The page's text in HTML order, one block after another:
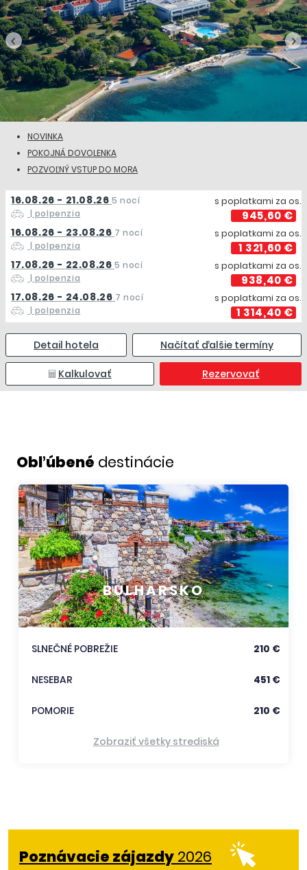
NOVINKA
POKOJNÁ DOVOLENKA
POZVOĽNÝ VSTUP DO MORA
16.08.26 - 21.08.26 5 nocí
| polpenzia
s poplatkami za os.
945,60 €
16.08.26 - 23.08.26 7 nocí
| polpenzia
s poplatkami za os.
1 321,60 €
17.08.26 - 22.08.26 5 nocí
| polpenzia
s poplatkami za os.
938,40 €
17.08.26 - 24.08.26 7 nocí
| polpenzia
s poplatkami za os.
1 314,40 €
Detail hotela Načítať ďalšie termíny
Kalkulovať Rezervovať
Obľúbené destinácie
BULHARSKO
SLNEČNÉ POBREŽIE 210 €
NESEBAR 451 €
POMORIE 210 €
Zobraziť všetky strediská
Poznávacie zájazdy 2026